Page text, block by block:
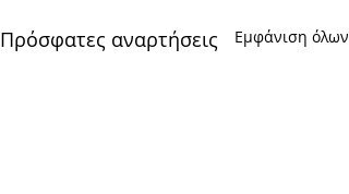
Πρόσφατες αναρτήσεις Εμφάνιση όλων